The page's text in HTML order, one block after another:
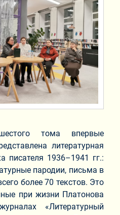
тома впервые
литературная
писателя 1936–1941 гг.:
пародии, письма в
более 70 текстов. Это
при жизни Платонова
«Литературный